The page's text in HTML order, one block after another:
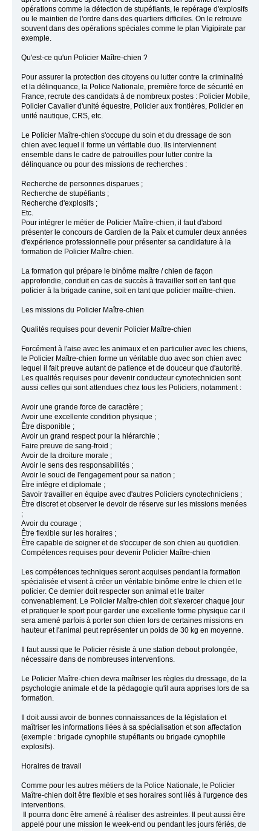
opérations comme la détection de stupéfiants, le repérage d'explosifs
ou le maintien de l'ordre dans des quartiers difficiles. On le retrouve
souvent dans des opérations spéciales comme le plan Vigipirate par
exemple.
Qu'est-ce qu'un Policier Maître-chien ?
Pour assurer la protection des citoyens ou lutter contre la criminalité
et la délinquance, la Police Nationale, première force de sécurité en
France, recrute des candidats à de nombreux postes : Policier Mobile,
Policier Cavalier d'unité équestre, Policier aux frontières, Policier en
unité nautique, CRS, etc.
Le Policier Maître-chien s'occupe du soin et du dressage de son
chien avec lequel il forme un véritable duo. Ils interviennent
ensemble dans le cadre de patrouilles pour lutter contre la
délinquance ou pour des missions de recherches :
Recherche de personnes disparues ;
Recherche de stupéfiants ;
Recherche d'explosifs ;
Etc.
Pour intégrer le métier de Policier Maître-chien, il faut d'abord
présenter le concours de Gardien de la Paix et cumuler deux années
d'expérience professionnelle pour présenter sa candidature à la
formation de Policier Maître-chien.
La formation qui prépare le binôme maître / chien de façon
approfondie, conduit en cas de succès à travailler soit en tant que
policier à la brigade canine, soit en tant que policier maître-chien.
Les missions du Policier Maître-chien
Qualités requises pour devenir Policier Maître-chien
Forcément à l'aise avec les animaux et en particulier avec les chiens,
le Policier Maître-chien forme un véritable duo avec son chien avec
lequel il fait preuve autant de patience et de douceur que d'autorité.
Les qualités requises pour devenir conducteur cynotechnicien sont
aussi celles qui sont attendues chez tous les Policiers, notamment :
Avoir une grande force de caractère ;
Avoir une excellente condition physique ;
Être disponible ;
Avoir un grand respect pour la hiérarchie ;
Faire preuve de sang-froid ;
Avoir de la droiture morale ;
Avoir le sens des responsabilités ;
Avoir le souci de l'engagement pour sa nation ;
Être intègre et diplomate ;
Savoir travailler en équipe avec d'autres Policiers cynotechniciens ;
Être discret et observer le devoir de réserve sur les missions menées
;
Avoir du courage ;
Être flexible sur les horaires ;
Être capable de soigner et de s'occuper de son chien au quotidien.
Compétences requises pour devenir Policier Maître-chien
Les compétences techniques seront acquises pendant la formation
spécialisée et visent à créer un véritable binôme entre le chien et le
policier. Ce dernier doit respecter son animal et le traiter
convenablement. Le Policier Maître-chien doit s'exercer chaque jour
et pratiquer le sport pour garder une excellente forme physique car il
sera amené parfois à porter son chien lors de certaines missions en
hauteur et l'animal peut représenter un poids de 30 kg en moyenne.
Il faut aussi que le Policier résiste à une station debout prolongée,
nécessaire dans de nombreuses interventions.
Le Policier Maître-chien devra maîtriser les règles du dressage, de la
psychologie animale et de la pédagogie qu'il aura apprises lors de sa
formation.
Il doit aussi avoir de bonnes connaissances de la législation et
maîtriser les informations liées à sa spécialisation et son affectation
(exemple : brigade cynophile stupéfiants ou brigade cynophile
explosifs).
Horaires de travail
Comme pour les autres métiers de la Police Nationale, le Policier
Maître-chien doit être flexible et ses horaires sont liés à l'urgence des
interventions.
Il pourra donc être amené à réaliser des astreintes. Il peut aussi être
appelé pour une mission le week-end ou pendant les jours fériés, de